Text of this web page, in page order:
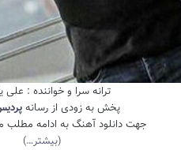
ترانه سرا و خواننده : علی
پخش به زودی از رسانه
جهت دانلود آهنگ به ادامه مطلب
(بیشتر…)